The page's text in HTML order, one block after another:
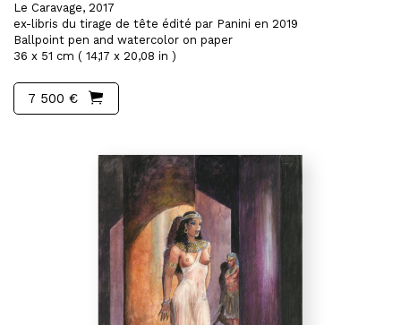
Le Caravage, 2017
ex-libris du tirage de tête édité par Panini en 2019
Ballpoint pen and watercolor on paper
36 x 51 cm ( 14,17 x 20,08 in )
7 500 €